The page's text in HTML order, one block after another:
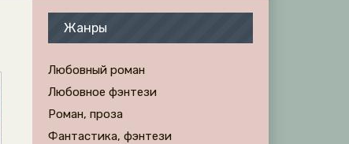
Жанры
Любовный роман
Любовное фэнтези
Роман, проза
Фантастика, фэнтези